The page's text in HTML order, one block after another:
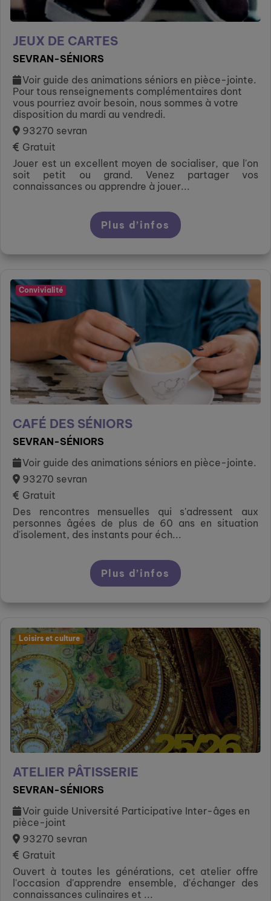
JEUX DE CARTES
SEVRAN-SÉNIORS
Voir guide des animations séniors en pièce-jointe.
Pour tous renseignements complémentaires dont
vous pourriez avoir besoin, nous sommes à votre
disposition du mardi au vendredi.
93270 sevran
Gratuit
Jouer est un excellent moyen de socialiser, que l'on
soit petit ou grand. Venez partager vos
connaissances ou apprendre à jouer...
Plus d’infos
Convivialité
CAFÉ DES SÉNIORS
SEVRAN-SÉNIORS
Voir guide des animations séniors en pièce-jointe.
93270 sevran
Gratuit
Des rencontres mensuelles qui s'adressent aux
personnes âgées de plus de 60 ans en situation
d'isolement, des instants pour éch...
Plus d’infos
Loisirs et culture
ATELIER PÂTISSERIE
SEVRAN-SÉNIORS
Voir guide Université Participative Inter-âges en
pièce-joint
93270 sevran
Gratuit
Ouvert à toutes les générations, cet atelier offre
l'occasion d'apprendre ensemble, d'échanger des
connaissances culinaires et ...